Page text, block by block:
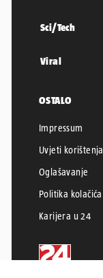
Sci/Tech
Viral
OSTALO
Impressum
Uvjeti korištenja
Oglašavanje
Politika kolačića
Karijera u 24